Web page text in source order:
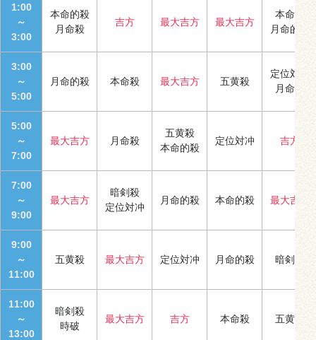
1:00
～
3:00
本命的殺
月命殺
吉方 最大吉方 最大吉方
本命殺
月命的殺
3:00
～
5:00
月命的殺 本命殺 最大吉方 五黄殺
定位対冲
月命殺
5:00
～
7:00
最大吉方 月命殺
五黄殺
本命的殺
定位対冲 吉方
7:00
～
9:00
最大吉方
暗剣殺
定位対冲
月命的殺 本命的殺 最大吉方
9:00
～
11:00
五黄殺 最大吉方 定位対冲 月命的殺 暗剣殺
11:00
～
13:00
暗剣殺
時破
最大吉方 吉方 本命殺 五黄殺